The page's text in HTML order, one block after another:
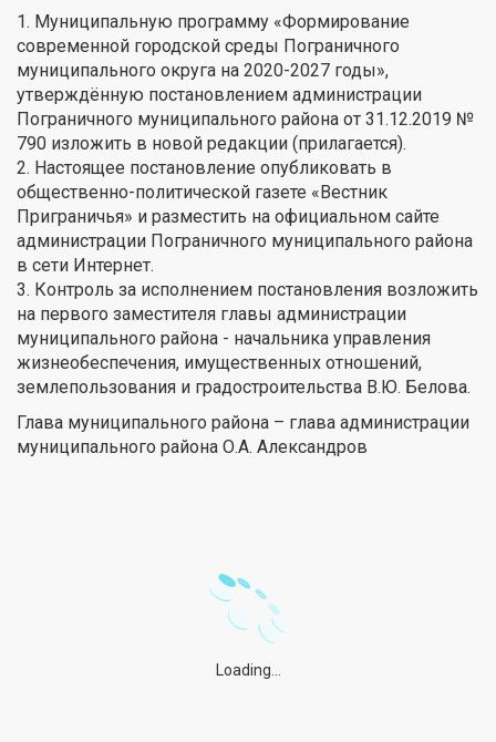
1. Муниципальную программу «Формирование
современной городской среды Пограничного
муниципального округа на 2020-2027 годы»,
утверждённую постановлением администрации
Пограничного муниципального района от 31.12.2019 №
790 изложить в новой редакции (прилагается).
2. Настоящее постановление опубликовать в
общественно-политической газете «Вестник
Приграничья» и разместить на официальном сайте
администрации Пограничного муниципального района
в сети Интернет.
3. Контроль за исполнением постановления возложить
на первого заместителя главы администрации
муниципального района - начальника управления
жизнеобеспечения, имущественных отношений,
землепользования и градостроительства В.Ю. Белова.
Глава муниципального района – глава администрации
муниципального района О.А. Александров
Loading...